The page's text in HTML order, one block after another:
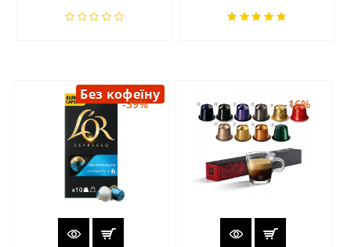
-39%
Без кофеїну
-16%